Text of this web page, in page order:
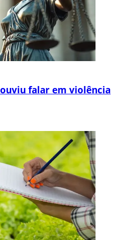
falar em violência